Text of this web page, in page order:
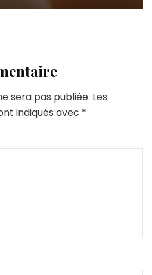
sera pas publiée. Les
indiqués avec *